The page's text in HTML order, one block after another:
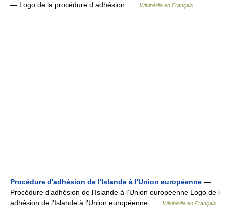
— Logo de la procédure d adhésion …
Wikipédia en Français
Procédure d'adhésion de l'Islande à l'Union européenne —
Procédure d’adhésion de l’Islande à l’Union européenne Logo de l
adhésion de l’Islande à l’Union européenne …
Wikipédia en Français